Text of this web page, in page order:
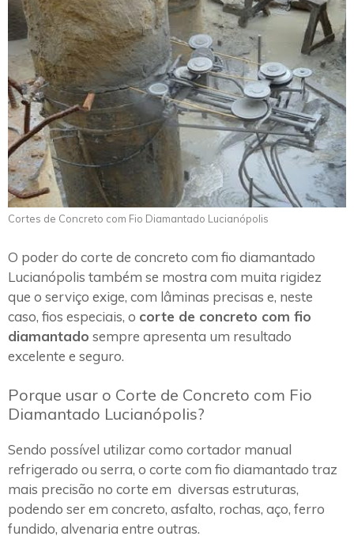
Cortes de Concreto com Fio Diamantado Lucianópolis
O poder do corte de concreto com fio diamantado
Lucianópolis também se mostra com muita rigidez
que o serviço exige, com lâminas precisas e, neste
caso, fios especiais, o corte de concreto com fio
diamantado sempre apresenta um resultado
excelente e seguro.
Porque usar o Corte de Concreto com Fio
Diamantado Lucianópolis?
Sendo possível utilizar como cortador manual
refrigerado ou serra, o corte com fio diamantado traz
mais precisão no corte em diversas estruturas,
podendo ser em concreto, asfalto, rochas, aço, ferro
fundido, alvenaria entre outras.